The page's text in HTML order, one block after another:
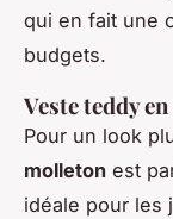
qui en fait une
budgets.
Veste teddy
Pour un look
molleton est
idéale pour les